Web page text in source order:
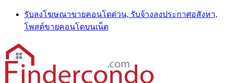
Skip
content
รับลงโฆษณาขายคอนโดด่วน, รับจ้างลงประกาศอสังหา,
โพสต์ขายคอนโดบนเน็ต